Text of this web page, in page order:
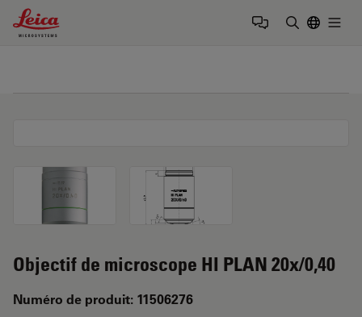
Leica Microsystems Logo
Objectif de microscope HI PLAN 20x/0,40
Numéro de produit: 11506276